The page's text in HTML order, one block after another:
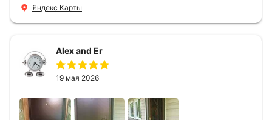
Яндекс Карты
Alex and Er
19 мая 2026